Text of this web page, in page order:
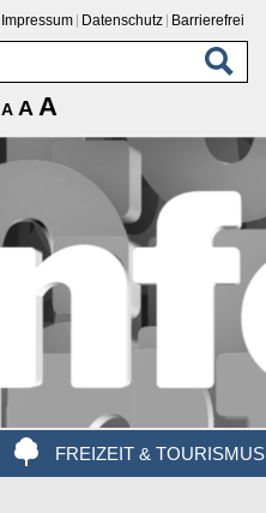
Impressum Datenschutz Barrierefrei
A A A
FREIZEIT & TOURISMUS